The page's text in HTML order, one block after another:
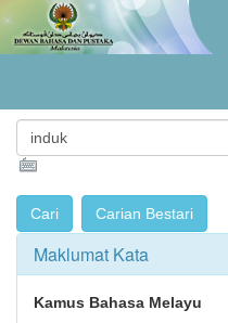
Maklumat Kata
Kamus Bahasa Melayu